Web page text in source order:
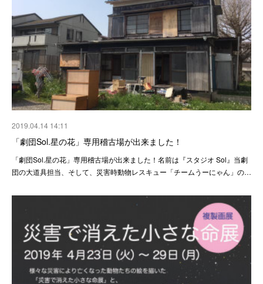
2019.04.14 14:11
「劇団Sol.星の花」専用稽古場が出来ました！
「劇団Sol.星の花」専用稽古場が出来ました！名前は『スタジオ Sol』当劇
団の大道具担当、そして、災害時動物レスキュー「チームうーにゃん」の…